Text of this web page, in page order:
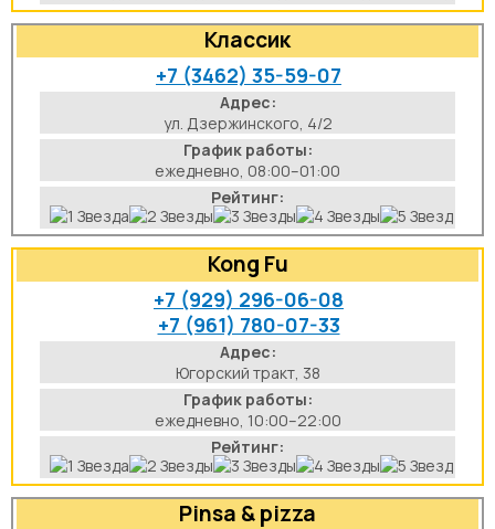
Классик
+7 (3462) 35-59-07
Адрес:
ул. Дзержинского, 4/2
График работы:
ежедневно, 08:00–01:00
Рейтинг:
Kong Fu
+7 (929) 296-06-08
+7 (961) 780-07-33
Адрес:
Югорский тракт, 38
График работы:
ежедневно, 10:00–22:00
Рейтинг:
Pinsa & pizza